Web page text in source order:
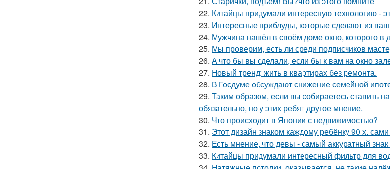
22. Китайцы придумали интересную технологию -
23. Интересные приблуды, которые сделают из
24. Мужчина нашёл в своём доме окно, которого в
25. Мы проверим, есть ли среди подписчиков
26. А что бы вы сделали, если бы к вам на окно
27. Новый тренд: жить в квартирах без ремонта.
28. В Госдуме обсуждают снижение семейной
29. Таким образом, если вы собираетесь ставить
обязательно, но у этих ребят другое мнение.
30. Что происходит в Японии с недвижимостью?
31. Этот дизайн знаком каждому ребёнку 90 х.
32. Есть мнение, что девы - самый аккуратный знак
33. Китайцы придумали интересный фильтр для